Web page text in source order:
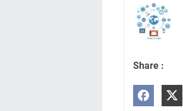
Share :